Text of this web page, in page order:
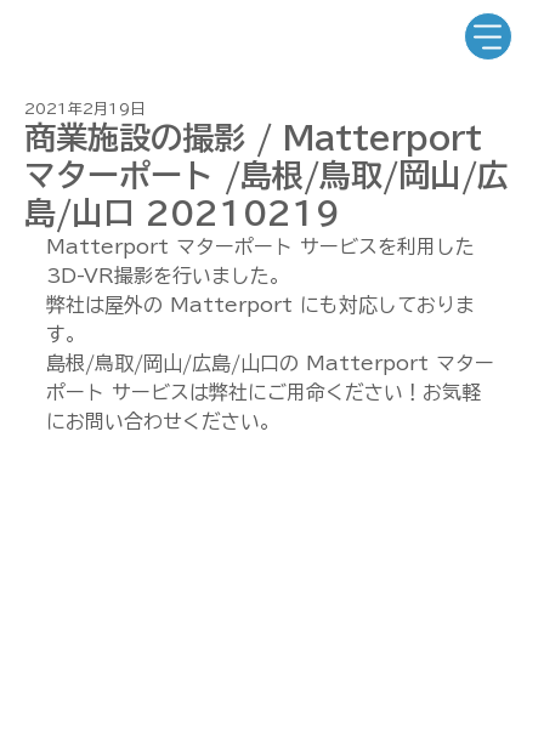
商業施設の撮影 / Matterport
マターポート /島根/鳥取/岡山/広
島/山口 20210219
2021年2月19日
Matterport マターポート サービスを利用した
3D-VR撮影を行いました。
弊社は屋外の Matterport にも対応しておりま
す。
島根/鳥取/岡山/広島/山口の Matterport マター
ポート サービスは弊社にご用命ください！お気軽
にお問い合わせください。